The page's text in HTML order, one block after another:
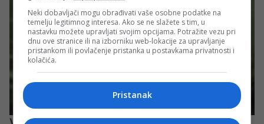
Neki dobavljači mogu obrađivati vaše osobne podatke na
temelju legitimnog interesa. Ako se ne slažete s tim, u
nastavku možete upravljati svojim opcijama. Potražite vezu pri
dnu ove stranice ili na izborniku web-lokacije za upravljanje
pristankom ili povlačenje pristanka u postavkama privatnosti i
kolačića.
Pristanak